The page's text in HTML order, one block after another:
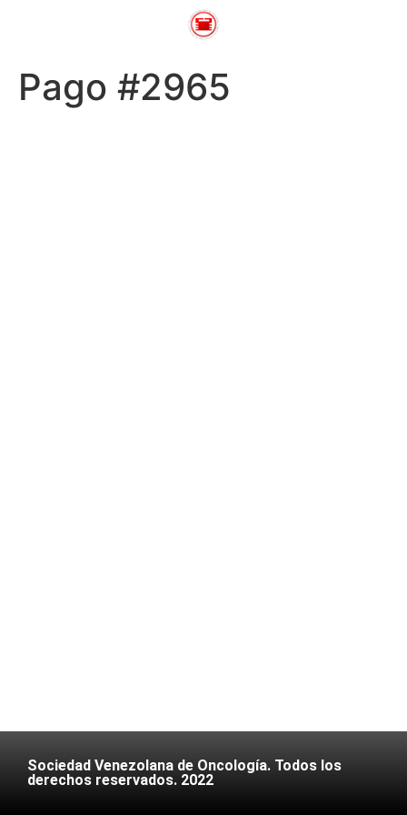
Pago #2965
Sociedad Venezolana de Oncología. Todos los
derechos reservados. 2022